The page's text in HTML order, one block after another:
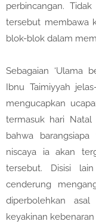
perbincangan.
tersebut membawa
blok-blok dalam
Sebagaian ‘Ulama
Ibnu Taimiyyah
mengucapkan
termasuk hari Natal
bahwa
niscaya ia akan
tersebut. Disisi lain
cenderung
diperbolehkan
keyakinan